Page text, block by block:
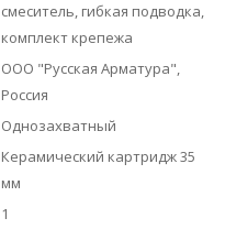
смеситель, гибкая подводка,
комплект крепежа
ООО "Русская Арматура",
Россия
Однозахватный
Керамический картридж 35
мм
1